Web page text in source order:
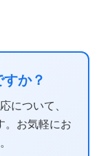
か？
について、
。お気軽にお